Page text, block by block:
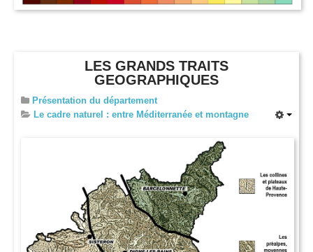
LES GRANDS TRAITS
GEOGRAPHIQUES
Présentation du département
Le cadre naturel : entre Méditerranée et montagne